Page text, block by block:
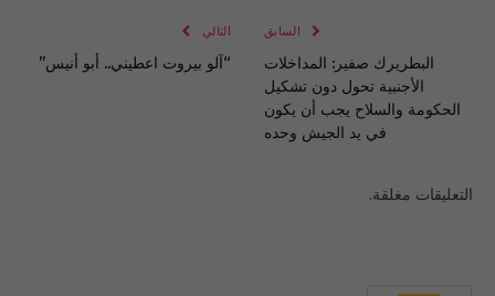
السابق
البطريرك صفير: المداخلات
الأجنبية تحول دون تشكيل
الحكومة والسلاح يجب أن يكون
في يد الجيش وحده
التالي
“آلو بيروت اعطيني.. أبو أنيس”
التعليقات مغلقة.